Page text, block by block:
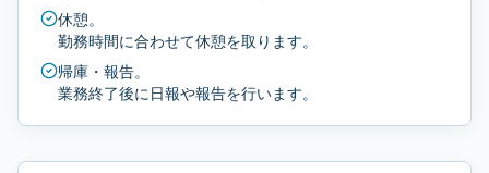
休憩。
勤務時間に合わせて休憩を取ります。
帰庫・報告。
業務終了後に日報や報告を行います。